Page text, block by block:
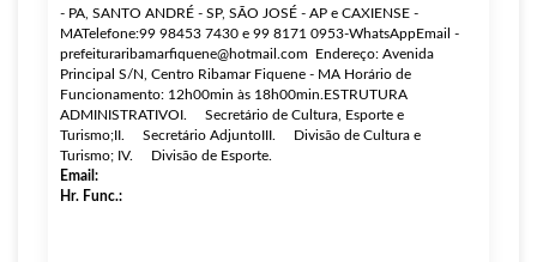
- PA, SANTO ANDRÉ - SP, SÃO JOSÉ - AP e CAXIENSE -
MATelefone:99 98453 7430 e 99 8171 0953-WhatsAppEmail -
prefeituraribamarfiquene@hotmail.com Endereço: Avenida
Principal S/N, Centro Ribamar Fiquene - MA Horário de
Funcionamento: 12h00min às 18h00min.ESTRUTURA
ADMINISTRATIVOI. Secretário de Cultura, Esporte e
Turismo;II. Secretário AdjuntoIII. Divisão de Cultura e
Turismo; IV. Divisão de Esporte.
Email:
Hr. Func.: